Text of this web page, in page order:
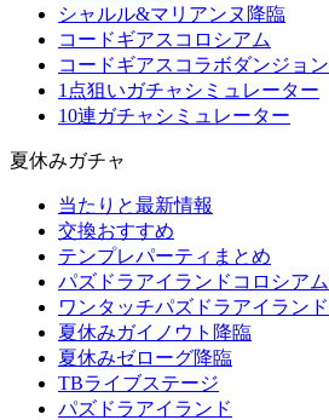
シャルル&マリアンヌ降臨
コードギアスコロシアム
コードギアスコラボダンジョン
1点狙いガチャシミュレーター
10連ガチャシミュレーター
夏休みガチャ
当たりと最新情報
交換おすすめ
テンプレパーティまとめ
パズドラアイランドコロシアム
ワンタッチパズドラアイランド
夏休みガイノウト降臨
夏休みゼローグ降臨
TBライブステージ
パズドラアイランド